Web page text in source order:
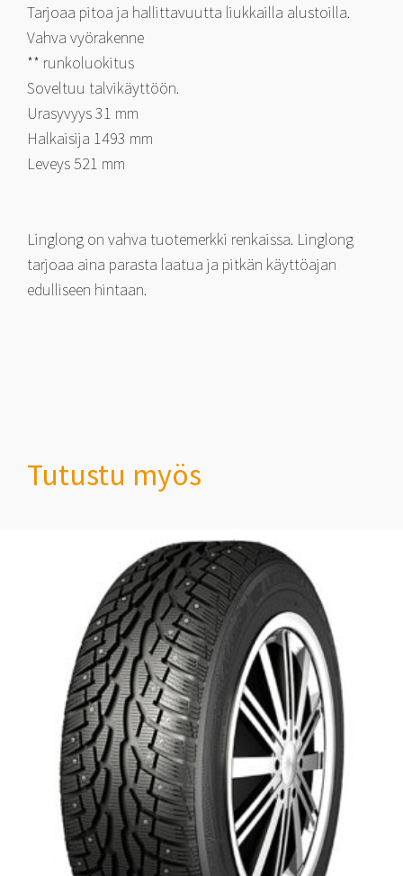
Tarjoaa pitoa ja hallittavuutta liukkailla alustoilla.
Vahva vyörakenne
** runkoluokitus
Soveltuu talvikäyttöön.
Urasyvyys 31 mm
Halkaisija 1493 mm
Leveys 521 mm
Linglong on vahva tuotemerkki renkaissa. Linglong
tarjoaa aina parasta laatua ja pitkän käyttöajan
edulliseen hintaan.
Tutustu myös